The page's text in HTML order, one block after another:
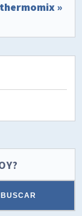
thermomix »